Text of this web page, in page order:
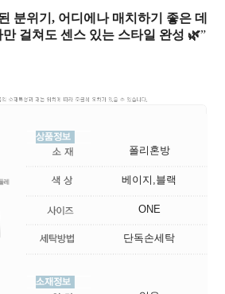
분위기, 어디에나 매치하기 좋은 데
걸쳐도 센스 있는 스타일 완성 🌿”
폴리혼방
베이지,블랙
ONE
단독손세탁